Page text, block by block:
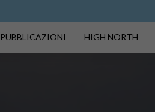
PUBBLICAZIONI HIGH NORTH